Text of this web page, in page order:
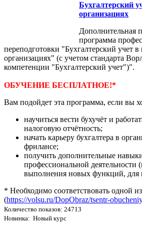
Бухгалтерский
организациях
Дополнительная
программа
переподготовки "Бухгалтерский учет
организациях" (с учетом стандарта
компетенции "Бухгалтерский учет")".
ОБУЧЕНИЕ БЕСПЛАТНОЕ!*
Вам подойдет эта программа, если вы
научиться вести бухучёт и
налоговую отчётность;
начать карьеру бухгалтера в
фрилансе;
получить дополнительные
профессиональной деятельности
выполнения новых функций, для
* Необходимо соответствовать одной
(https://volsu.ru/DopObraz/tsentr-
Количество показов: 24713
Новинка: Новый курс